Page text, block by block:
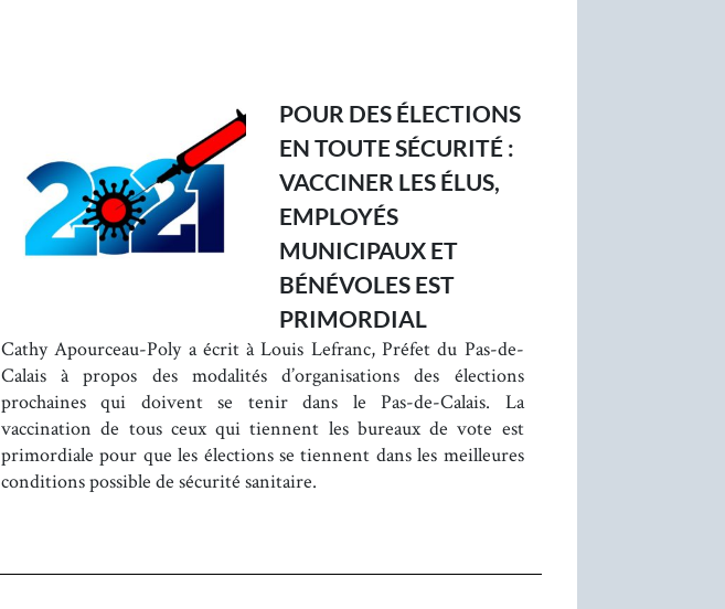
POUR DES ÉLECTIONS
EN TOUTE SÉCURITÉ :
VACCINER LES ÉLUS,
EMPLOYÉS
MUNICIPAUX ET
BÉNÉVOLES EST
PRIMORDIAL
Cathy Apourceau-Poly a écrit à Louis Lefranc, Préfet du Pas-de-
Calais à propos des modalités d’organisations des élections
prochaines qui doivent se tenir dans le Pas-de-Calais. La
vaccination de tous ceux qui tiennent les bureaux de vote est
primordiale pour que les élections se tiennent dans les meilleures
conditions possible de sécurité sanitaire.